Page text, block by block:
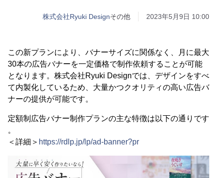
株式会社Ryuki Designその他 2023年5月9日 10:00
この新プランにより、バナーサイズに関係なく、月に最大
30本の広告バナーを一定価格で制作依頼することが可能
となります。株式会社Ryuki Designでは、デザインをすべ
て内製化しているため、大量かつクオリティの高い広告バ
ナーの提供が可能です。
定額制広告バナー制作プランの主な特徴は以下の通りです
。
＜詳細＞ https://rdlp.jp/lp/ad-banner?pr